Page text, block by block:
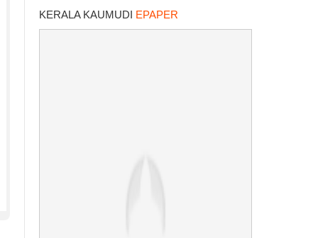
KERALA KAUMUDI EPAPER